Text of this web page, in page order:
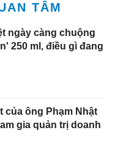
TÂM
ngày càng chuộng
250 ml, điều gì đang
của ông Phạm Nhật
gia quản trị doanh